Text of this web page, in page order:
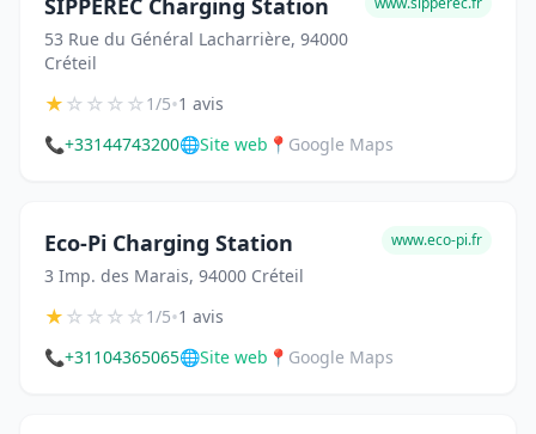
SIPPEREC Charging Station
53 Rue du Général Lacharrière, 94000
Créteil
★☆☆☆☆1/5•1 avis
📞+33144743200🌐Site web 📍 Google Maps
Eco-Pi Charging Station
3 Imp. des Marais, 94000 Créteil
www.eco-pi.fr
★☆☆☆☆1/5•1 avis
📞+31104365065🌐Site web 📍 Google Maps